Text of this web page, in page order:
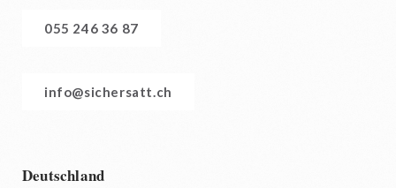
055 246 36 87
info@sichersatt.ch
Deutschland